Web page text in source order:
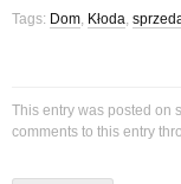
Tags: Dom, Kłoda,
This entry was posted on
comments to this entry